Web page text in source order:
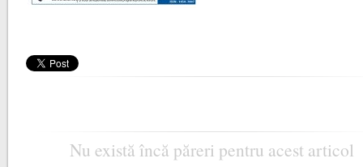
Nu există încă păreri pentru acest articol